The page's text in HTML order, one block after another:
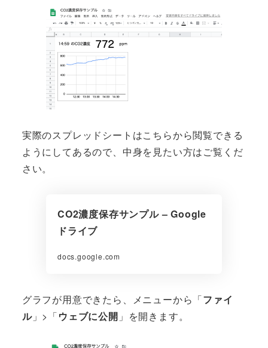
実際のスプレッドシートはこちらから閲覧できる
ようにしてあるので、中身を見たい方はご覧くだ
さい。
CO2濃度保存サンプル – Google
ドライブ
docs.google.com
グラフが用意できたら、メニューから「ファイ
ル」>「ウェブに公開 」を開きます。